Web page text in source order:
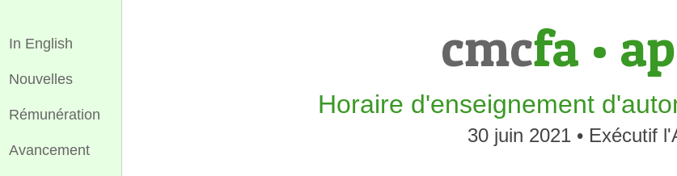
In English
Nouvelles
Rémunération
Avancement
cmcfa • ap
Horaire d'enseignement
30 juin 2021 • Exécutif